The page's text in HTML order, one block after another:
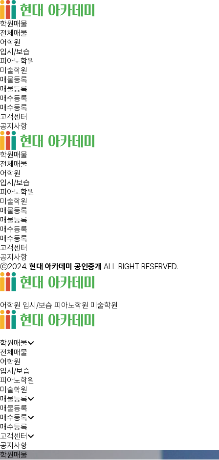
학원매물
전체매물
어학원
입시/보습
피아노학원
미술학원
매물등록
매물등록
매수등록
매수등록
고객센터
공지사항
학원매물
전체매물
어학원
입시/보습
피아노학원
미술학원
매물등록
매물등록
매수등록
매수등록
고객센터
공지사항
ⓒ2024. 현대 아카데미 공인중개 ALL RIGHT RESERVED.
어학원 입시/보습 피아노학원 미술학원
학원매물
전체매물
어학원
입시/보습
피아노학원
미술학원
매물등록
매물등록
매수등록
매수등록
고객센터
공지사항
학원매물